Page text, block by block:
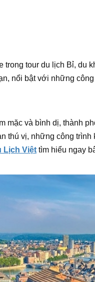
trong tour du lịch Bỉ, du
nổi bật với những
mặc và bình dị, thành
thú vị, những công
Lịch Việt tìm hiểu ngay